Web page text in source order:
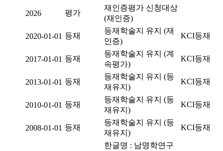
2026 평가
재인증평가 신청대상
(재인증)
2020-01-01 등재
등재학술지 유지 (재
인증)
KCI등재
2017-01-01 등재
등재학술지 유지 (계
속평가)
KCI등재
2013-01-01 등재
등재학술지 유지 (등
재유지)
KCI등재
2010-01-01 등재
등재학술지 유지 (등
재유지)
KCI등재
2008-01-01 등재
등재학술지 유지 (등
재유지)
KCI등재
한글명 : 남명학연구